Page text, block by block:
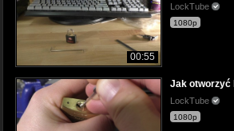
00:55
LockTube
1080p
Jak otworzyć
LockTube
1080p